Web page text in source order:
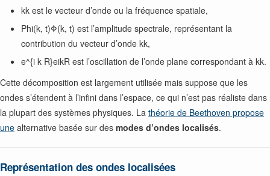
kk est le vecteur d’onde ou la fréquence spatiale,
Phi(k, t)Φ(k, t) est l’amplitude spectrale, représentant la
contribution du vecteur d’onde kk,
e^{i k R}eikR est l’oscillation de l’onde plane correspondant à kk.
Cette décomposition est largement utilisée mais suppose que les
ondes s’étendent à l’infini dans l’espace, ce qui n’est pas réaliste dans
la plupart des systèmes physiques. La théorie de Beethoven propose
une alternative basée sur des modes d’ondes localisés.
Représentation des ondes localisées